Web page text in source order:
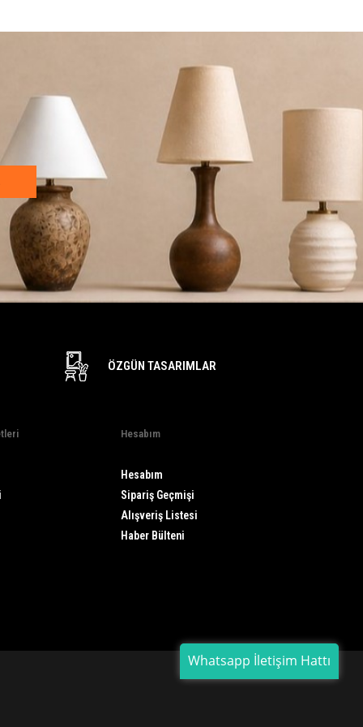
ÖZGÜN TASARIMLAR
Hesabım
Hesabım
Sipariş Geçmişi
Alışveriş Listesi
Haber Bülteni
Whatsapp İletişim Hattı